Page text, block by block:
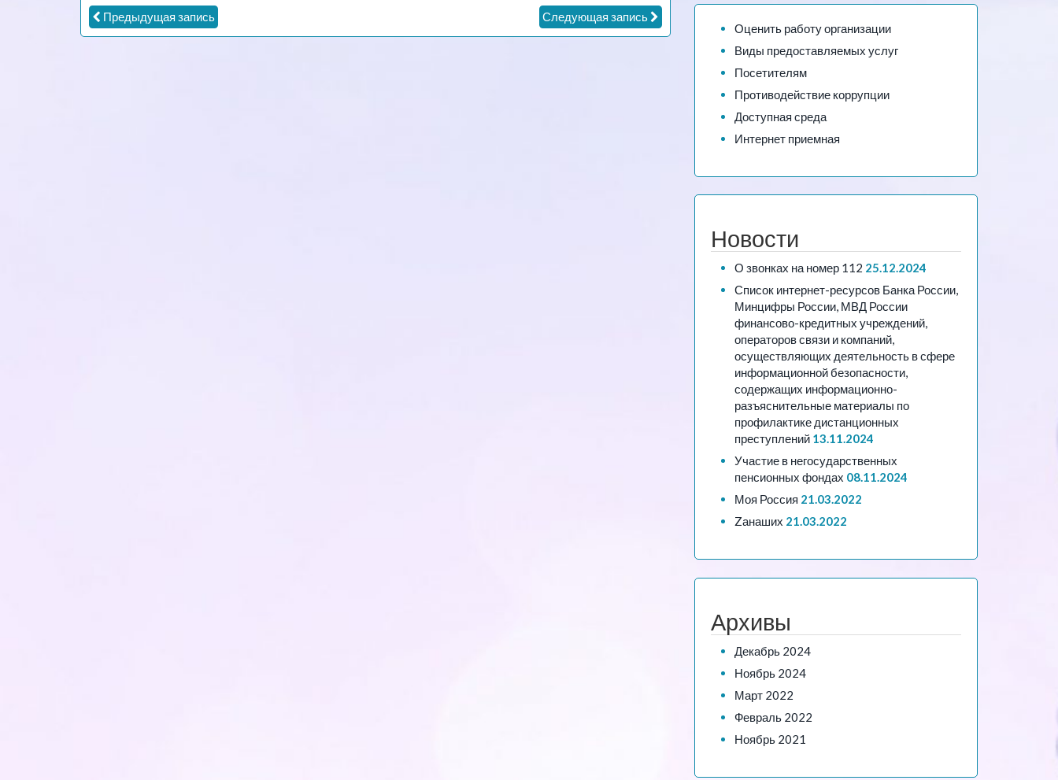
Предыдущая запись Следующая запись
Оценить работу организации
Виды предоставляемых услуг
Посетителям
Противодействие коррупции
Доступная среда
Интернет приемная
Новости
О звонках на номер 112 25.12.2024
Список интернет-ресурсов Банка России,
Минцифры России, МВД России
финансово-кредитных учреждений,
операторов связи и компаний,
осуществляющих деятельность в сфере
информационной безопасности,
содержащих информационно-
разъяснительные материалы по
профилактике дистанционных
преступлений 13.11.2024
Участие в негосударственных
пенсионных фондах 08.11.2024
Моя Россия 21.03.2022
Zанаших 21.03.2022
Архивы
Декабрь 2024
Ноябрь 2024
Март 2022
Февраль 2022
Ноябрь 2021